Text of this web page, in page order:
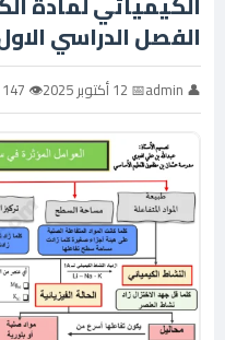
الفصل الدراسي
👤 admin 📅 12 أكتوبر 2025 👁 147